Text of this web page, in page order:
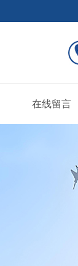
在线留言